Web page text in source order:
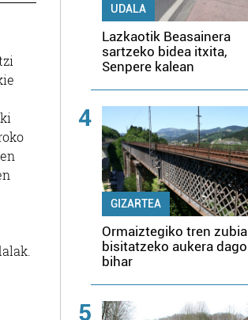
UDALA
Lazkaotik Beasainera
sartzeko bidea itxita,
Senpere kalean
4
GIZARTEA
Ormaiztegiko tren zubia
bisitatzeko aukera dago
bihar
5